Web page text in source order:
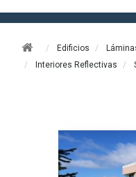
Edificios
Interiores Reflectivas